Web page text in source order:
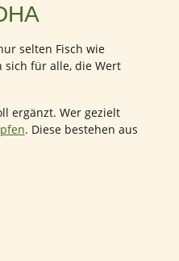
selten Fisch wie
sich für alle, die Wert
ergänzt. Wer gezielt
. Diese bestehen aus